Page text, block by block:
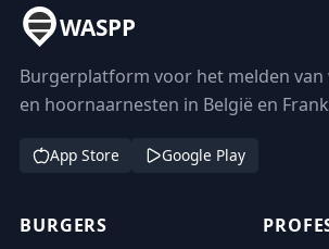
WASPP
Burgerplatform voor het melden van
en hoornaarnesten in België en
App Store Google Play
BURGERS